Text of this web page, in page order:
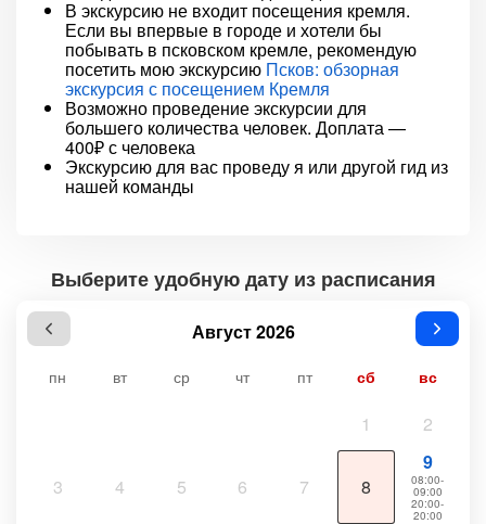
В экскурсию не входит посещения кремля.
Если вы впервые в городе и хотели бы
побывать в псковском кремле, рекомендую
посетить мою экскурсию Псков: обзорная
экскурсия с посещением Кремля
Возможно проведение экскурсии для
большего количества человек. Доплата —
400₽ с человека
Экскурсию для вас проведу я или другой гид из
нашей команды
Выберите удобную дату из расписания
Август 2026
пн вт ср чт пт сб вс
1 2
3 4 5 6 7 8
9
08:00-
09:00
20:00-
20:00